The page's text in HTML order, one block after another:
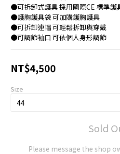
●可拆卸式護具 採用國際CE 標準護
●護胸護具袋 可加購護胸護具
●可拆卸連帽 可輕鬆拆卸與穿戴
●可調節袖口 可依個人身形調節
NT$4,500
Size
Sold
Please message the shop